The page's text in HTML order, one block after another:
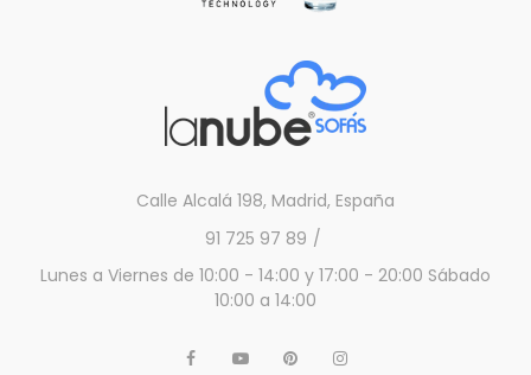
Calle Alcalá 198, Madrid, España
91 725 97 89
Lunes a Viernes de 10:00 - 14:00 y 17:00 - 20:00 Sábado
10:00 a 14:00